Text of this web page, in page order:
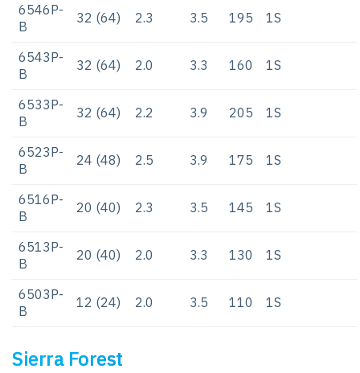
6546P-
B
32 (64) 2.3 3.5 195 1S
6543P-
B
32 (64) 2.0 3.3 160 1S
6533P-
B
32 (64) 2.2 3.9 205 1S
6523P-
B
24 (48) 2.5 3.9 175 1S
6516P-
B
20 (40) 2.3 3.5 145 1S
6513P-
B
20 (40) 2.0 3.3 130 1S
6503P-
B
12 (24) 2.0 3.5 110 1S
Sierra Forest